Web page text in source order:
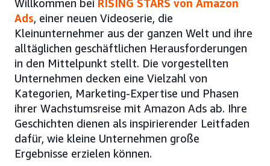
Willkommen bei RISING STARS von Amazon
Ads, einer neuen Videoserie, die
Kleinunternehmer aus der ganzen Welt und ihre
alltäglichen geschäftlichen Herausforderungen
in den Mittelpunkt stellt. Die vorgestellten
Unternehmen decken eine Vielzahl von
Kategorien, Marketing-Expertise und Phasen
ihrer Wachstumsreise mit Amazon Ads ab. Ihre
Geschichten dienen als inspirierender Leitfaden
dafür, wie kleine Unternehmen große
Ergebnisse erzielen können.